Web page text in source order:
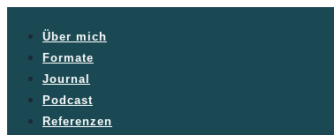
Über mich
Formate
Journal
Podcast
Referenzen